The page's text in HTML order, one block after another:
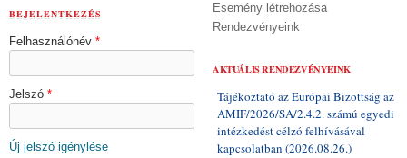
BEJELENTKEZÉS
Felhasználónév *
Jelszó *
Új jelszó igénylése
Esemény létrehozása
Rendezvényeink
AKTUÁLIS RENDEZVÉNYEINK
Tájékoztató az Európai Bizottság az
AMIF/2026/SA/2.4.2. számú egyedi
intézkedést célzó felhívásával
kapcsolatban (2026.08.26.)